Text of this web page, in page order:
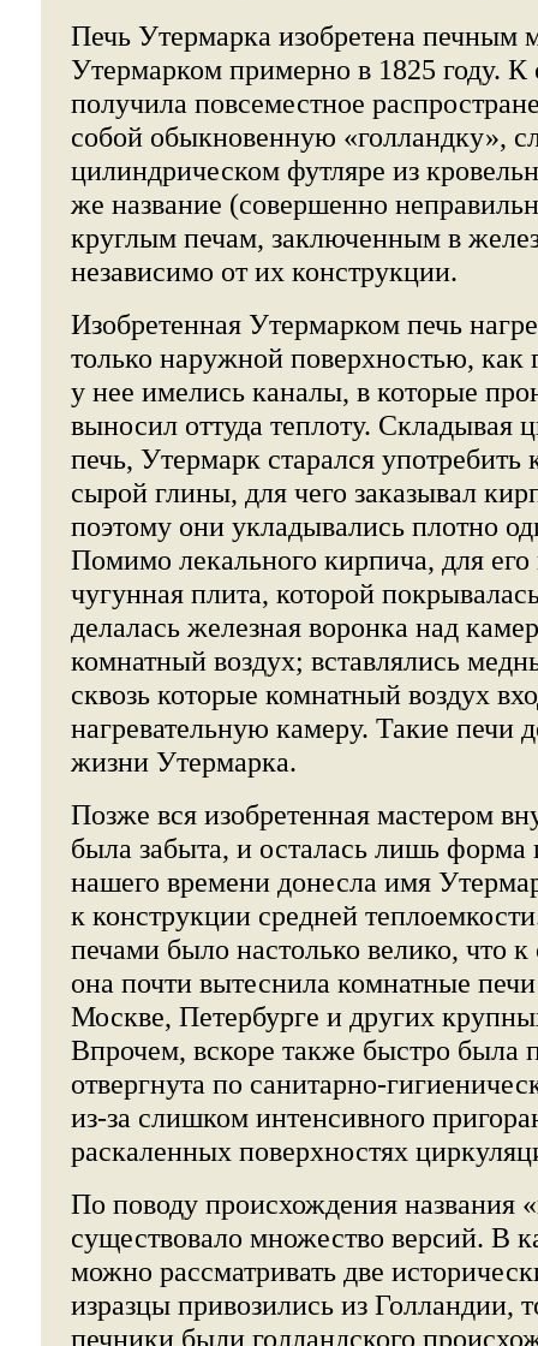
Печь Утермарка изобретена печным
Утермарком примерно в 1825 году. К
получила повсеместное
собой обыкновенную «голландку»,
цилиндрическом футляре из
же название (совершенно
круглым печам, заключенным в
независимо от их конструкции.
Изобретенная Утермарком печь
только наружной поверхностью, как
у нее имелись каналы, в которые
выносил оттуда теплоту. Складывая
печь, Утермарк старался
сырой глины, для чего заказывал
поэтому они укладывались плотно
Помимо лекального кирпича, для его
чугунная плита, которой
делалась железная воронка над
комнатный воздух; вставлялись
сквозь которые комнатный воздух
нагревательную камеру. Такие печи
жизни Утермарка.
Позже вся изобретенная мастером
была забыта, и осталась лишь форма
нашего времени донесла имя
к конструкции средней
печами было настолько велико, что
она почти вытеснила комнатные
Москве, Петербурге и других
Впрочем, вскоре также быстро была
отвергнута по санитарно-
из-за слишком интенсивного
раскаленных поверхностях
По поводу происхождения названия
существовало множество версий. В
можно рассматривать две
изразцы привозились из Голландии,
печники были голландского